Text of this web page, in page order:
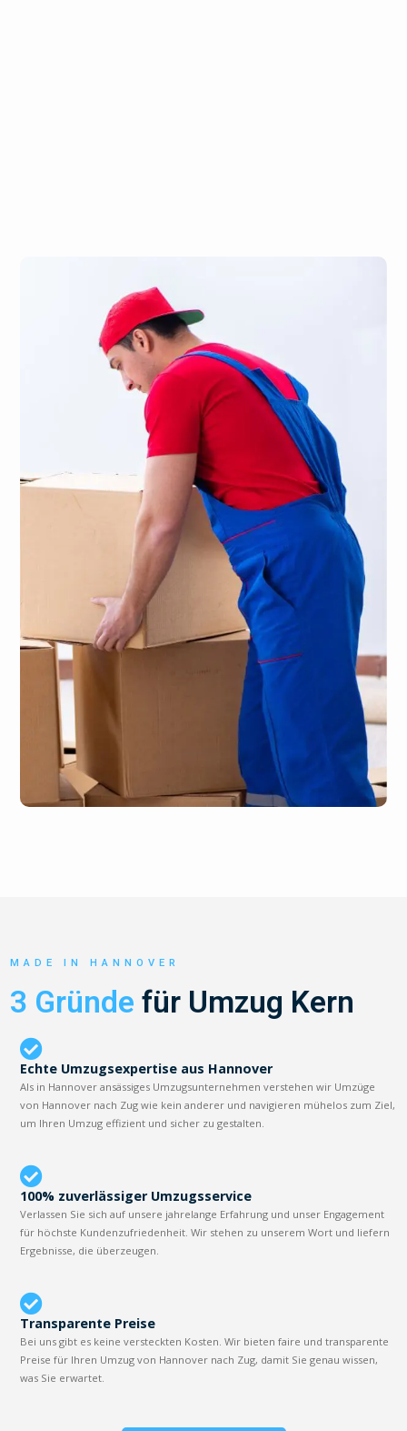
MADE IN HANNOVER
3 Gründe für Umzug Kern
Echte Umzugsexpertise aus Hannover
Als in Hannover ansässiges Umzugsunternehmen verstehen wir Umzüge
von Hannover nach Zug wie kein anderer und navigieren mühelos zum Ziel,
um Ihren Umzug effizient und sicher zu gestalten.
100% zuverlässiger Umzugsservice
Verlassen Sie sich auf unsere jahrelange Erfahrung und unser Engagement
für höchste Kundenzufriedenheit. Wir stehen zu unserem Wort und liefern
Ergebnisse, die überzeugen.
Transparente Preise
Bei uns gibt es keine versteckten Kosten. Wir bieten faire und transparente
Preise für Ihren Umzug von Hannover nach Zug, damit Sie genau wissen,
was Sie erwartet.